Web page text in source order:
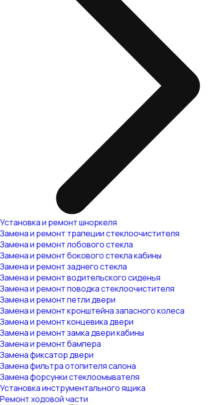
Установка и ремонт шноркеля
Замена и ремонт трапеции стеклоочистителя
Замена и ремонт лобового стекла
Замена и ремонт бокового стекла кабины
Замена и ремонт заднего стекла
Замена и ремонт водительского сиденья
Замена и ремонт поводка стеклоочистителя
Замена и ремонт петли двери
Замена и ремонт кронштейна запасного колеса
Замена и ремонт концевика двери
Замена и ремонт замка двери кабины
Замена и ремонт бампера
Замена фиксатор двери
Замена фильтра отопителя салона
Замена форсунки стеклоомывателя
Установка инструментального ящика
Ремонт ходовой части